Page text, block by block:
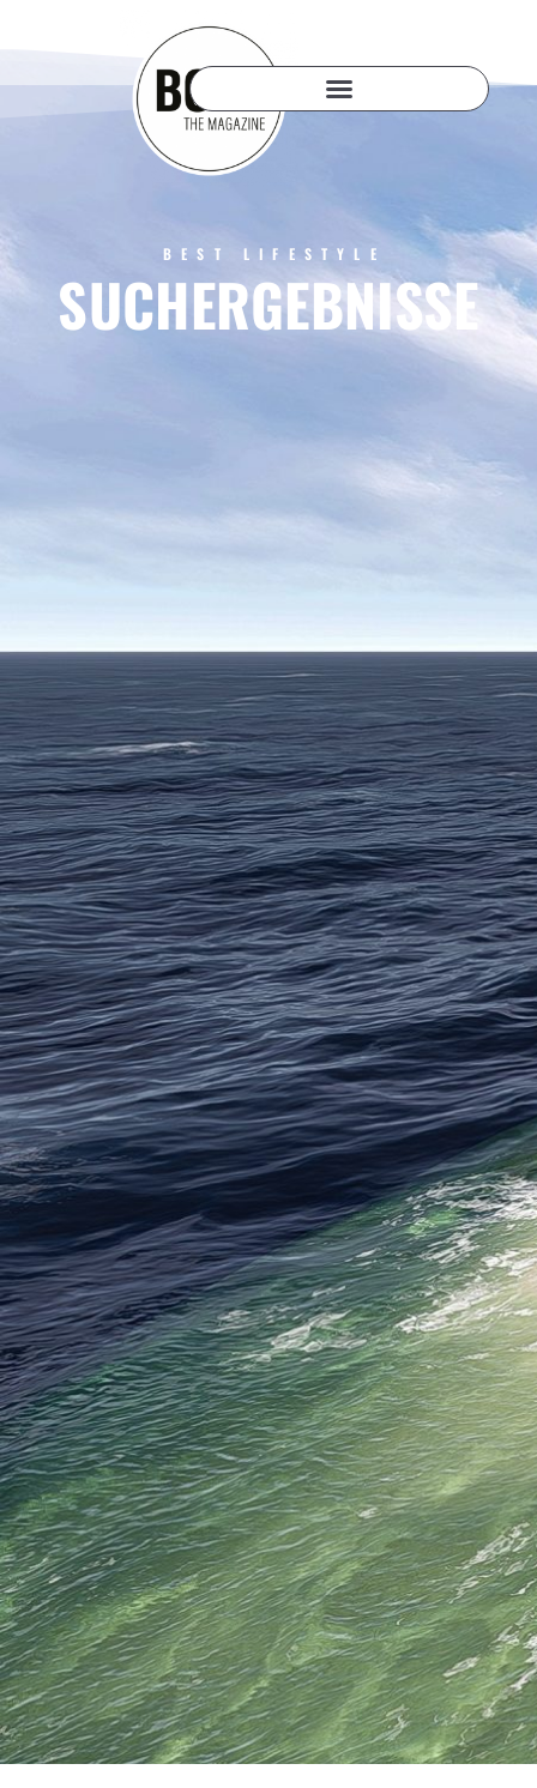
BEST LIFESTYLE
SUCHERGEBNISSE